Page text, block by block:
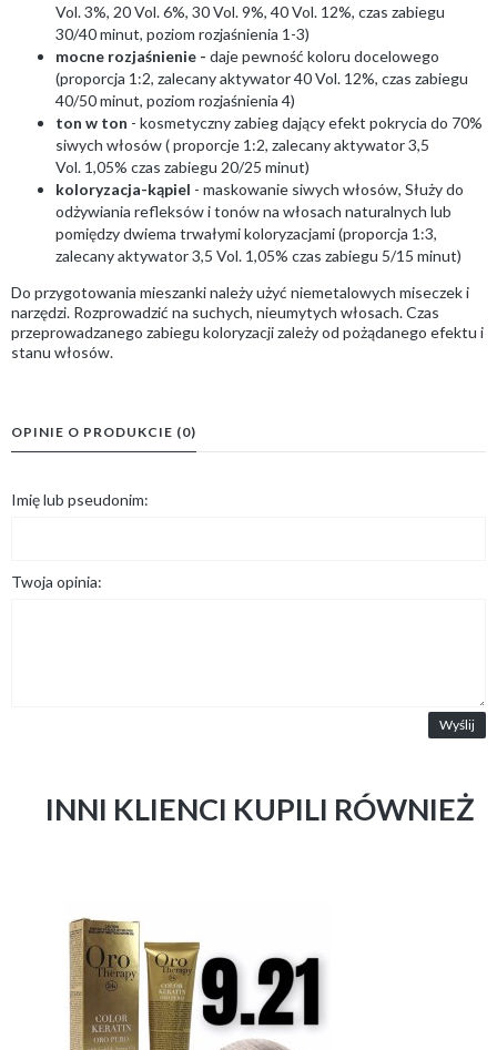
Vol. 3%, 20 Vol. 6%, 30 Vol. 9%, 40 Vol. 12%, czas zabiegu
30/40 minut, poziom rozjaśnienia 1-3)
mocne rozjaśnienie - daje pewność koloru docelowego
(proporcja 1:2, zalecany aktywator 40 Vol. 12%, czas zabiegu
40/50 minut, poziom rozjaśnienia 4)
ton w ton - kosmetyczny zabieg dający efekt pokrycia do 70%
siwych włosów ( proporcje 1:2, zalecany aktywator 3,5
Vol. 1,05% czas zabiegu 20/25 minut)
koloryzacja-kąpiel - maskowanie siwych włosów, Służy do
odżywiania refleksów i tonów na włosach naturalnych lub
pomiędzy dwiema trwałymi koloryzacjami (proporcja 1:3,
zalecany aktywator 3,5 Vol. 1,05% czas zabiegu 5/15 minut)
Do przygotowania mieszanki należy użyć niemetalowych miseczek i
narzędzi. Rozprowadzić na suchych, nieumytych włosach. Czas
przeprowadzanego zabiegu koloryzacji zależy od pożądanego efektu i
stanu włosów.
OPINIE O PRODUKCIE (0)
Imię lub pseudonim:
Twoja opinia:
Wyślij
INNI KLIENCI KUPILI RÓWNIEŻ